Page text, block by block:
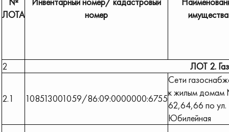
ЛОТА
номер
имущества
2 ЛОТ 2.
2.1 108513001059/86:09:0000000:6755
Сети
к жилым
62,64,66 по ул.
Юбилейная